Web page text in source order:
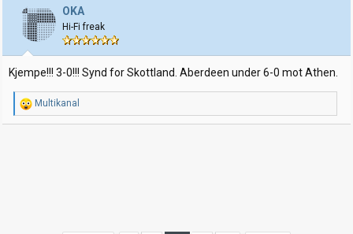
j
o
n
e
r
:
OKA
Hi-Fi freak
Kjempe!!! 3-0!!! Synd for Skottland. Aberdeen under 6-0 mot Athen.
R
e
a
Multikanal